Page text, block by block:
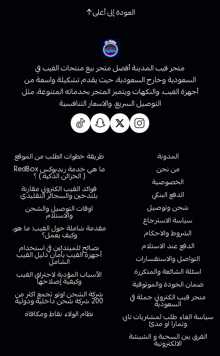
العودة إلى أعلى
متجر فيب المدينة أفضل متجر بيع منتجات الفيب في
السعودية وخارج السعودية، حيث يقدم تشكيلة واسعة من
أجهزة الفيب، والنكهات ويتميز المتجر بخدماته المتنوعة، مثل
التوصيل السريع، والاسعار التنافسية
المدونة
من نحن
الخصوصية
الدفع البنكي
شحن وتوصيل
سياسة الاسترجاع
الشروط والاحكام
الدفع عند الاستلام
التواصل والاستفسارات
اسئلة الشائعة والمتكررة
ضمان الجودة والموثوقية
متجر فيب الكتروني جملة في
السعودية
سياسة الغاء طلب لمشتريات تابي
وتمارا او مدئ
الفرق بين السحبة و الشيشة
الالكترونية
طريقة خطوات الطلب من الموقع
ما هي خدمة ريدبوكس RedBox
( الخزائن الذكية ) ؟
فوائد الفيب الكتروني مقارنة
بلتدخين والسجائر التقليدي
اوقات التوصيل والشحن
والاستلام
مقدمة شاملة حول الفيب: ما هو،
وكيف يعمل؟
نصائح للمبتدئين في استخدام
أجهزة الفيب بأمان دليل الفيب
الشامل
الأسباب المؤدية لاحتراق الفيب
وكيفية إصلاحها
شركة الشحن اوتو تجمع اكثر من
200 شركة شحن داخلية ودولية
نظام الولاء نقاط ومكافاة